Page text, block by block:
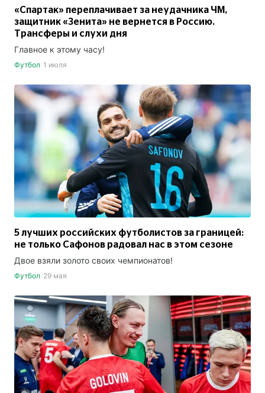
«Спартак» переплачивает за неудачника ЧМ,
защитник «Зенита» не вернется в Россию.
Трансферы и слухи дня
Главное к этому часу!
Футбол 1 июля
5 лучших российских футболистов за границей:
не только Сафонов радовал нас в этом сезоне
Двое взяли золото своих чемпионатов!
Футбол 29 мая